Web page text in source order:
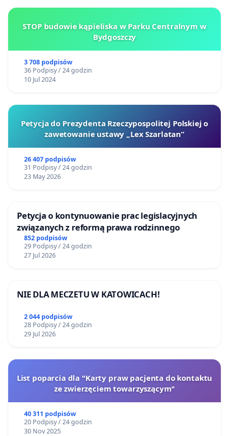
STOP budowie kąpieliska w Parku Centralnym w
Bydgoszczy
3 708 podpisów
36 Podpisy / 24 godzin
10 Jul 2024
Petycja do Prezydenta Rzeczypospolitej Polskiej o
zawetowanie ustawy „Lex Szarlatan”
26 407 podpisów
31 Podpisy / 24 godzin
23 May 2026
Petycja o kontynuowanie prac legislacyjnych
związanych z reformą prawa rodzinnego
852 podpisów
29 Podpisy / 24 godzin
27 Jul 2026
NIE DLA MECZETU W KATOWICACH!
2 044 podpisów
28 Podpisy / 24 godzin
29 Jul 2026
List poparcia dla "Karty praw pacjenta do kontaktu
ze zwierzęciem towarzyszącym"
40 311 podpisów
20 Podpisy / 24 godzin
30 Nov 2025